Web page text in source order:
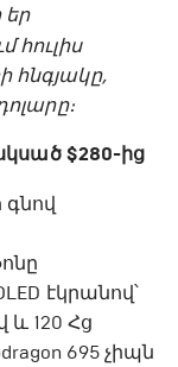
եր
հուլիս
հնգյակը,
$280-ից
գնով
էկրանով՝
և 120 Հց
695 չիպն